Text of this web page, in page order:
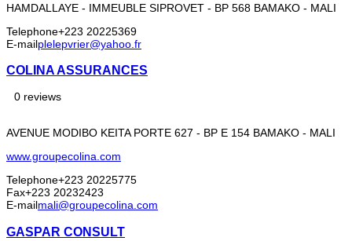
HAMDALLAYE - IMMEUBLE SIPROVET - BP 568 BAMAKO - MALI
Telephone+223 20225369
E-mailplelepvrier@yahoo.fr
COLINA ASSURANCES
0 reviews
AVENUE MODIBO KEITA PORTE 627 - BP E 154 BAMAKO - MALI
www.groupecolina.com
Telephone+223 20225775
Fax+223 20232423
E-mailmali@groupecolina.com
GASPAR CONSULT